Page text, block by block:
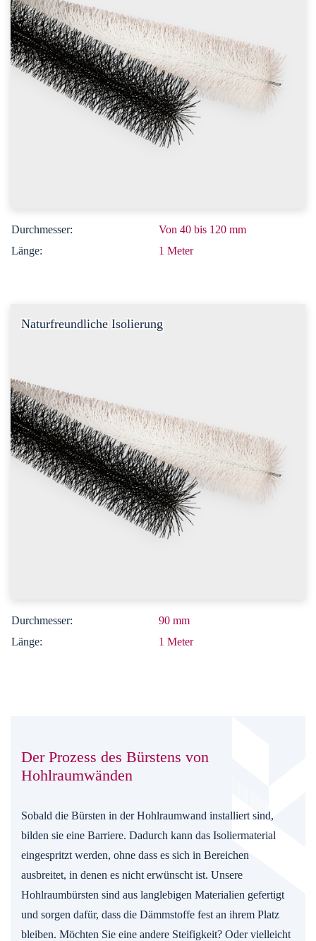
Durchmesser:
Von 40 bis 120 mm
Länge:
1 Meter
Naturfreundliche Isolierung
Durchmesser:
90 mm
Länge:
1 Meter
Der Prozess des Bürstens von
Hohlraumwänden
Sobald die Bürsten in der Hohlraumwand installiert sind,
bilden sie eine Barriere. Dadurch kann das Isoliermaterial
eingespritzt werden, ohne dass es sich in Bereichen
ausbreitet, in denen es nicht erwünscht ist. Unsere
Hohlraumbürsten sind aus langlebigen Materialien gefertigt
und sorgen dafür, dass die Dämmstoffe fest an ihrem Platz
bleiben. Möchten Sie eine andere Steifigkeit? Oder vielleicht